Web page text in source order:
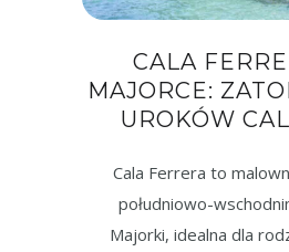
CALA
MAJORCE:
UROKÓW
Cala Ferrera to
południowo-
Majorki, idealna dla